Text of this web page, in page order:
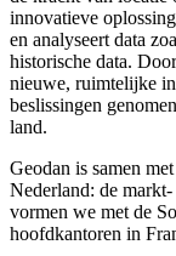
innovatieve
en analyseert data
historische data.
nieuwe, ruimtelijke
beslissingen
land.
Geodan is samen
Nederland: de
vormen we met de
hoofdkantoren in